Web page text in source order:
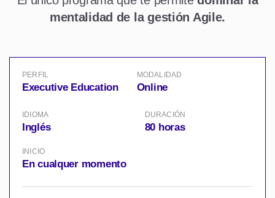
mentalidad de la gestión Agile.
PERFIL
Executive Education
MODALIDAD
Online
IDIOMA
Inglés
INICIO
En cualquer momento
DURACIÓN
80 horas